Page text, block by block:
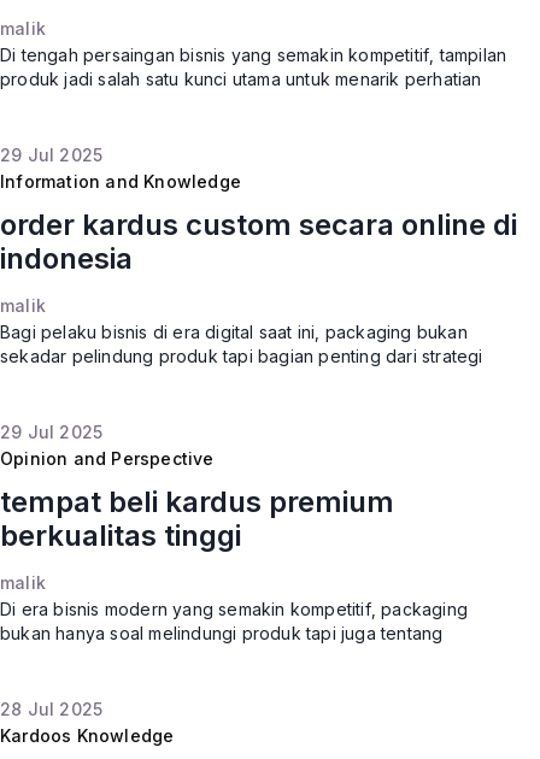
malik
Di tengah persaingan bisnis yang semakin kompetitif, tampilan
produk jadi salah satu kunci utama untuk menarik perhatian
29 Jul 2025
Information and Knowledge
order kardus custom secara online di
indonesia
malik
Bagi pelaku bisnis di era digital saat ini, packaging bukan
sekadar pelindung produk tapi bagian penting dari strategi
29 Jul 2025
Opinion and Perspective
tempat beli kardus premium
berkualitas tinggi
malik
Di era bisnis modern yang semakin kompetitif, packaging
bukan hanya soal melindungi produk tapi juga tentang
28 Jul 2025
Kardoos Knowledge